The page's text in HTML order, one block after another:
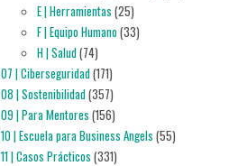
E | Herramientas (25)
F | Equipo Humano(33)
H | Salud(74)
07 | Ciberseguridad(171)
08 | Sostenibilidad(357)
09 | Para Mentores (156)
10 | Escuela para Business Angels (55)
11 | Casos Prácticos (331)